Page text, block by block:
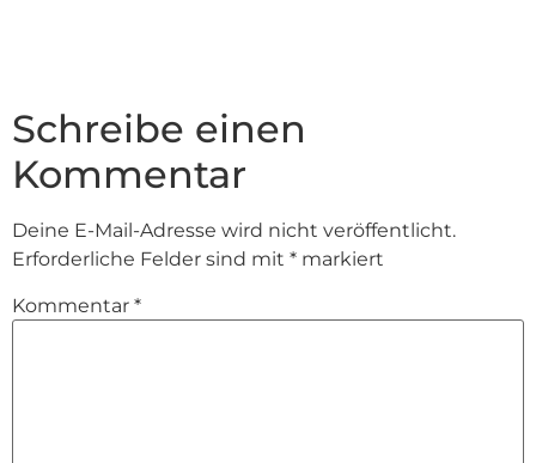
Schreibe einen
Kommentar
Deine E-Mail-Adresse wird nicht veröffentlicht.
Erforderliche Felder sind mit * markiert
Kommentar *